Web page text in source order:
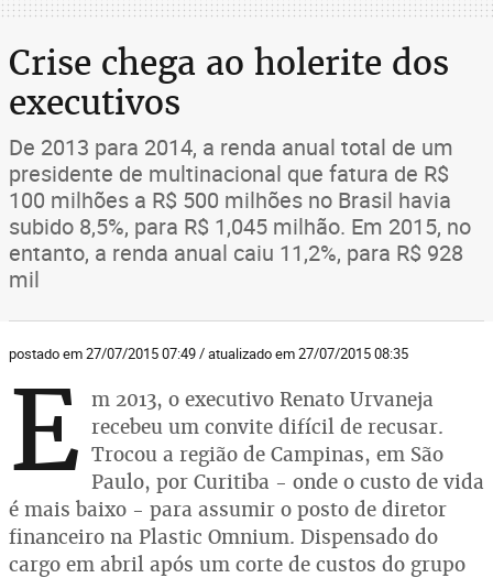
Crise chega ao holerite dos
executivos
De 2013 para 2014, a renda anual total de um
presidente de multinacional que fatura de R$
100 milhões a R$ 500 milhões no Brasil havia
subido 8,5%, para R$ 1,045 milhão. Em 2015, no
entanto, a renda anual caiu 11,2%, para R$ 928
mil
postado em 27/07/2015 07:49 / atualizado em 27/07/2015 08:35
E m 2013, o executivo Renato Urvaneja
recebeu um convite difícil de recusar.
Trocou a região de Campinas, em São
Paulo, por Curitiba - onde o custo de vida
é mais baixo - para assumir o posto de diretor
financeiro na Plastic Omnium. Dispensado do
cargo em abril após um corte de custos do grupo